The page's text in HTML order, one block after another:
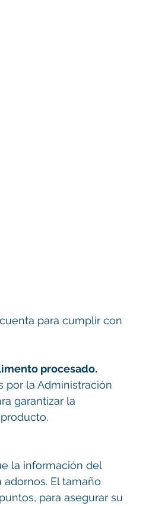
para cumplir con
procesado.
por la Administración
garantizar la
la información del
El tamaño
para asegurar su